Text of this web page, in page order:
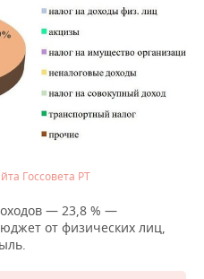
Госсовета РТ
— 23,8 % —
от физических лиц,